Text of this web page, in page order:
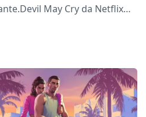
May Cry da Netflix
ao qual podes assi